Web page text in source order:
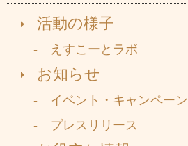
活動の様子
- えすこーとラボ
お知らせ
- イベント・キャンペーン
- プレスリリース